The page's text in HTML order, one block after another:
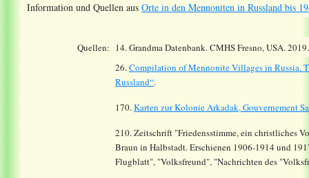
Information und Quellen aus Orte in den Mennoniten in Russland bis
Quellen: 14.Grandma Datenbank. CMHS Fresno, USA.
26.Compilation of Mennonite Villages in Russia.
Russland“.
170.Karten zur Kolonie Arkadak, Gouvernement
210. Zeitschrift "Friedensstimme, ein christliches
Braun in Halbstadt. Erschienen 1906-1914 und
Flugblatt", "Volksfreund", "Nachrichten des